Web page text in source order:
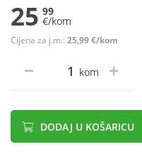
25 99
€/kom
Cijena za j.m.: 25,99 €/kom
kom
DODAJ U KOŠARICU